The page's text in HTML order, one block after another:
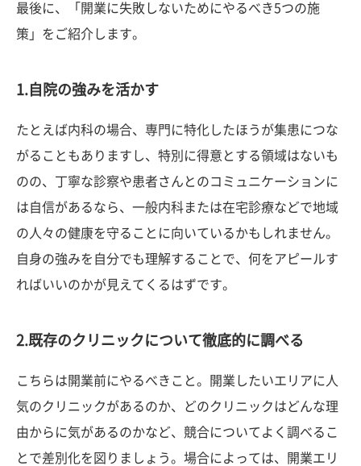
最後に、「開業に失敗しないためにやるべき5つの施
策」をご紹介します。
1.自院の強みを活かす
たとえば内科の場合、専門に特化したほうが集患につな
がることもありますし、特別に得意とする領域はないも
のの、丁寧な診察や患者さんとのコミュニケーションに
は自信があるなら、一般内科または在宅診療などで地域
の人々の健康を守ることに向いているかもしれません。
自身の強みを自分でも理解することで、何をアピールす
ればいいのかが見えてくるはずです。
2.既存のクリニックについて徹底的に調べる
こちらは開業前にやるべきこと。開業したいエリアに人
気のクリニックがあるのか、どのクリニックはどんな理
由からに気があるのかなど、競合についてよく調べるこ
とで差別化を図りましょう。場合によっては、開業エリ